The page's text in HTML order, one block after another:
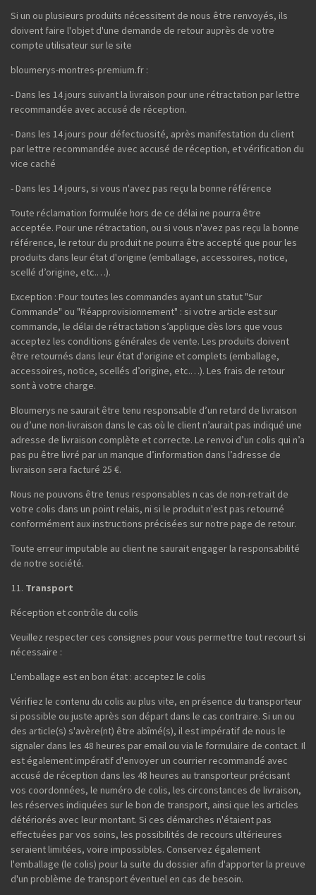
Si un ou plusieurs produits nécessitent de nous être renvoyés, ils
doivent faire l'objet d'une demande de retour auprès de votre
compte utilisateur sur le site
bloumerys-montres-premium.fr :
- Dans les 14 jours suivant la livraison pour une rétractation par lettre
recommandée avec accusé de réception.
- Dans les 14 jours pour défectuosité, après manifestation du client
par lettre recommandée avec accusé de réception, et vérification du
vice caché
- Dans les 14 jours, si vous n'avez pas reçu la bonne référence
Toute réclamation formulée hors de ce délai ne pourra être
acceptée. Pour une rétractation, ou si vous n'avez pas reçu la bonne
référence, le retour du produit ne pourra être accepté que pour les
produits dans leur état d'origine (emballage, accessoires, notice,
scellé d’origine, etc.…).
Exception : Pour toutes les commandes ayant un statut "Sur
Commande" ou "Réapprovisionnement" : si votre article est sur
commande, le délai de rétractation s’applique dès lors que vous
acceptez les conditions générales de vente. Les produits doivent
être retournés dans leur état d'origine et complets (emballage,
accessoires, notice, scellés d’origine, etc.…). Les frais de retour
sont à votre charge.
Bloumerys ne saurait être tenu responsable d’un retard de livraison
ou d’une non-livraison dans le cas où le client n’aurait pas indiqué une
adresse de livraison complète et correcte. Le renvoi d’un colis qui n’a
pas pu être livré par un manque d’information dans l’adresse de
livraison sera facturé 25 €.
Nous ne pouvons être tenus responsables n cas de non-retrait de
votre colis dans un point relais, ni si le produit n'est pas retourné
conformément aux instructions précisées sur notre page de retour.
Toute erreur imputable au client ne saurait engager la responsabilité
de notre société.
Transport
Réception et contrôle du colis
Veuillez respecter ces consignes pour vous permettre tout recourt si
nécessaire :
L'emballage est en bon état : acceptez le colis
Vérifiez le contenu du colis au plus vite, en présence du transporteur
si possible ou juste après son départ dans le cas contraire. Si un ou
des article(s) s'avère(nt) être abîmé(s), il est impératif de nous le
signaler dans les 48 heures par email ou via le formulaire de contact. Il
est également impératif d'envoyer un courrier recommandé avec
accusé de réception dans les 48 heures au transporteur précisant
vos coordonnées, le numéro de colis, les circonstances de livraison,
les réserves indiquées sur le bon de transport, ainsi que les articles
détériorés avec leur montant. Si ces démarches n'étaient pas
effectuées par vos soins, les possibilités de recours ultérieures
seraient limitées, voire impossibles. Conservez également
l'emballage (le colis) pour la suite du dossier afin d'apporter la preuve
d'un problème de transport éventuel en cas de besoin.